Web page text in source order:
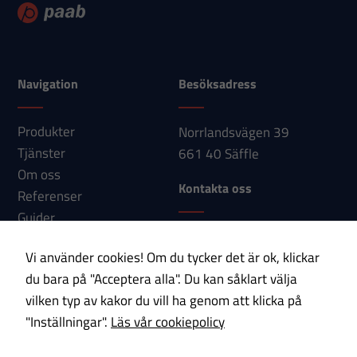
Navigation
Produkter
Tjänster
Om oss
Referenser
Guider
Kontakt
Besöksadress
Norrlandsvägen 39
661 40 Säffle
Kontakta oss
E-post:
info@paab.com
Prenumerera på vårt nyhetsbrev!
Vi använder cookies! Om du tycker det är ok, klickar
du bara på "Acceptera alla". Du kan såklart välja
vilken typ av kakor du vill ha genom att klicka på
"Inställningar". Läs vår cookiepolicy
hemsida ska
prestera så
bra som
ditt besök.
dessa
cookies
kommer viss
funktionalitet